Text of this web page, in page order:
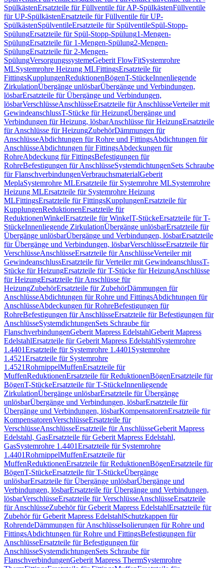
SpülkästenErsatzteile für Füllventile für AP-SpülkästenFüllventile
für UP-SpülkästenErsatzteile für Füllventile für UP-
SpülkästenSpülventileErsatzteile für SpülventileSpül-Stopp-
SpülungErsatzteile für Spül-Stopp-Spülung1-Mengen-
SpülungErsatzteile für 1-Mengen-Spülung2-Mengen-
SpülungErsatzteile für 2-Mengen-
SpülungVersorgungssystemeGeberit FlowFitSystemrohre
MLSystemrohre Heizung MLFittingsErsatzteile für
FittingsKupplungenReduktionenBögenT-StückeInnenliegende
ZirkulationÜbergänge unlösbarÜbergänge und Verbindungen,
lösbarErsatzteile für Übergänge und Verbindungen,
lösbarVerschlüsseAnschlüsseErsatzteile für AnschlüsseVerteiler mit
GewindeanschlussT-Stücke für HeizungÜbergänge und
Verbindungen für Heizung, lösbarAnschlüsse für HeizungErsatzteile
für Anschlüsse für HeizungZubehörDämmungen für
AnschlüsseAbdichtungen für Rohre und FittingsAbdichtungen für
AnschlüsseAbdichtungen für FittingsAbdeckungen für
RohreAbdeckung für FittingsBefestigungen für
RohreBefestigungen für AnschlüsseSystemdichtungenSets Schraube
für FlanschverbindungenVerbrauchsmaterialGeberit
MeplaSystemrohre MLErsatzteile für Systemrohre MLSystemrohre
Heizung MLErsatzteile für Systemrohre Heizung
MLFittingsErsatzteile für FittingsKupplungenErsatzteile für
KupplungenReduktionenErsatzteile für
ReduktionenWinkelErsatzteile für WinkelT-StückeErsatzteile für T-
StückeInnenliegende ZirkulationÜbergänge unlösbarErsatzteile für
Übergänge unlösbarÜbergänge und Verbindungen, lösbarErsatzteile
für Übergänge und Verbindungen, lösbarVerschlüsseErsatzteile für
VerschlüsseAnschlüsseErsatzteile für AnschlüsseVerteiler mit
GewindeanschlussErsatzteile für Verteiler mit GewindeanschlussT-
Stücke für HeizungErsatzteile für T-Stücke für HeizungAnschlüsse
für HeizungErsatzteile für Anschlüsse für
HeizungZubehörErsatzteile für ZubehörDämmungen für
AnschlüsseAbdichtungen für Rohre und FittingsAbdichtungen für
AnschlüsseAbdeckungen für RohreBefestigungen für
RohreBefestigungen für AnschlüsseErsatzteile für Befestigungen für
AnschlüsseSystemdichtungenSets Schraube für
FlanschverbindungenGeberit Mapress EdelstahlGeberit Mapress
EdelstahlErsatzteile für Geberit Mapress EdelstahlSystemrohre
1.4401Ersatzteile für Systemrohre 1.4401 Systemrohre
1.4521Ersatzteile für Systemrohre
1.4521RohrnippelMuffenErsatzteile für
MuffenReduktionenErsatzteile für ReduktionenBögenErsatzteile für
BögenT-StückeErsatzteile für T-StückeInnenliegende
ZirkulationÜbergänge unlösbarErsatzteile für Übergänge
unlösbarÜbergänge und Verbindungen, lösbarErsatzteile für
Übergänge und Verbindungen, lösbarKompensatorenErsatzteile für
KompensatorenVerschlüsseErsatzteile für
VerschlüsseAnschlüsseErsatzteile für AnschlüsseGeberit Mapress
Edelstahl, GasErsatzteile für Geberit Mapress Edelstahl,
GasSystemrohre 1.4401Ersatzteile für Systemrohre
1.4401RohrnippelMuffenErsatzteile für
MuffenReduktionenErsatzteile für ReduktionenBögenErsatzteile für
BögenT-StückeErsatzteile für T-StückeÜbergänge
unlösbarErsatzteile für Übergänge unlösbarÜbergänge und
Verbindungen, lösbarErsatzteile für Übergänge und Verbindungen,
lösbarVerschlüsseErsatzteile für VerschlüsseAnschlüsseErsatzteile
für AnschlüsseZubehör für Geberit Mapress EdelstahlErsatzteile für
Zubehör für Geberit Mapress EdelstahlSchutzkappen für
RohrendeDämmungen für AnschlüsseIsolierungen für Rohre und
FittingsAbdichtungen für Rohre und FittingsBefestigungen für
AnschlüsseErsatzteile für Befestigungen für
AnschlüsseSystemdichtungenSets Schraube für
FlanschverbindungenGeberit Mapress ThermSystemrohre